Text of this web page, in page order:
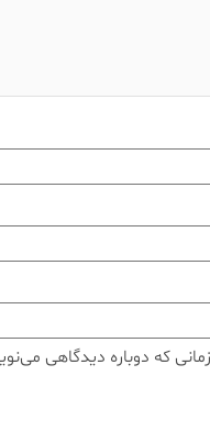
که دوباره دیدگاهی